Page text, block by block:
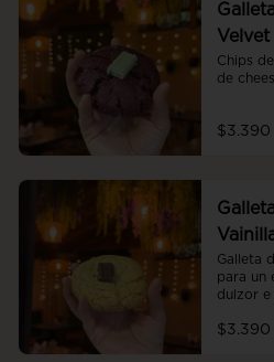
Velvet
Chips
de
$3.390
Galleta
para un
dulzor e
$3.390